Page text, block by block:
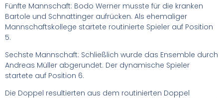
Fünfte Mannschaft: Bodo Werner musste für die kranken
Bartole und Schnattinger aufrücken. Als ehemaliger
Mannschaftskollege startete routinierte Spieler auf Position
5.
Sechste Mannschaft: Schließlich wurde das Ensemble durch
Andreas Müller abgerundet. Der dynamische Spieler
startete auf Position 6.
Die Doppel resultierten aus dem routinierten Doppel